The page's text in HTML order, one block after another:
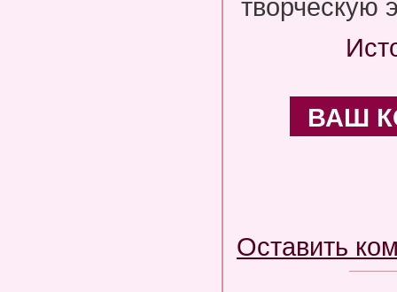
творческую
ВАШ
Оставить